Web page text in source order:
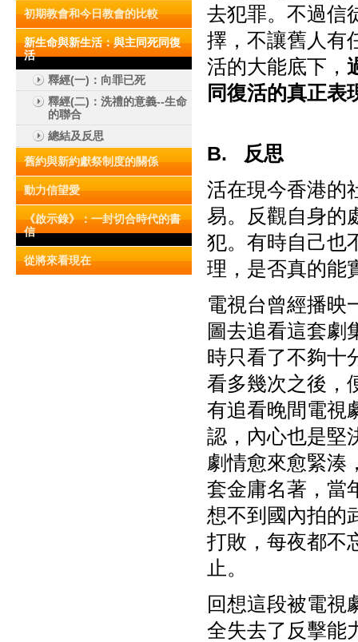
初期教會和今日教會的比較
新生命與新生活：與主同死同復
活
釋經(一)：向罪已死
釋經(二)：洗禮的意義--生命
的聯合
總結及反思
舊約與新約獻祭制度的關係
動力信望愛
《啟示錄》：一封切合時代的書
信
從將來看現在
去犯罪。不過信
擇，不讓舊人有
活的大能底下，
同復活的真正表
B. 反思
活在現今香港的
易。反觀自身的
犯。有時自己也
理，是否真的能
電視台曾經播映
圖去追看這套劇
時只看了不夠十
看多幾次之後，
有追看晚間電視
認，內心也是堅
劇情愈來愈緊湊
套金庸名著，當
想不到國內拍的
打敗，每夜都不
止。
回想這段被電視
全失去了反擊能